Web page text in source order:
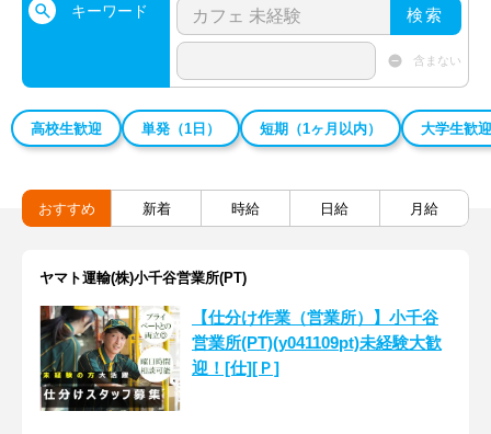
キーワード 検索
含まない
高校生歓迎 単発（1日） 短期（1ヶ月以内） 大学生歓迎
おすすめ 新着 時給 日給 月給
ヤマト運輸(株)小千谷営業所(PT)
【仕分け作業（営業所）】小千谷
営業所(PT)(y041109pt)未経験大歓
迎！[仕][Ｐ]